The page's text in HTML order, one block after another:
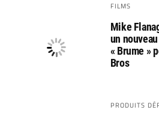
FILMS
Mike
un
« Brume »
Bros
PRODUITS